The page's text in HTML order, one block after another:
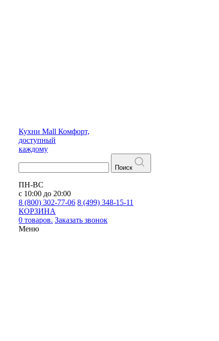
Кухни Mall Комфорт,
доступный
каждому
Поиск
ПН-ВС
с 10:00 до 20:00
8 (800) 302-77-06 8 (499) 348-15-11
КОРЗИНА
0 товаров. Заказать звонок
Меню